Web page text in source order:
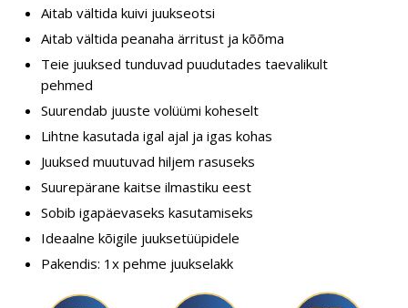
Aitab vältida kuivi juukseotsi
Aitab vältida peanaha ärritust ja kõõma
Teie juuksed tunduvad puudutades taevalikult
pehmed
Suurendab juuste volüümi koheselt
Lihtne kasutada igal ajal ja igas kohas
Juuksed muutuvad hiljem rasuseks
Suurepärane kaitse ilmastiku eest
Sobib igapäevaseks kasutamiseks
Ideaalne kõigile juuksetüüpidele
Pakendis: 1x pehme juukselakk